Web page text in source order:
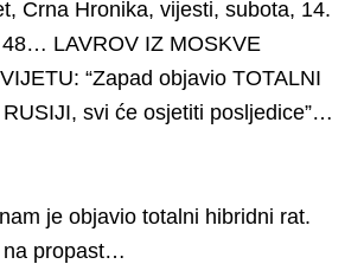
Crna Hronika, vijesti, subota, 14.
LAVROV IZ MOSKVE
“Zapad objavio TOTALNI
svi će osjetiti posljedice”…
je objavio totalni hibridni rat.
na propast…